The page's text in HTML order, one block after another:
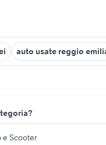
auto usate reggio
e Scooter